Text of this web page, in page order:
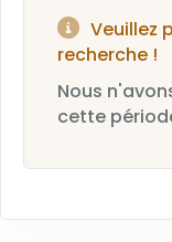
Veuillez
recherche !
Nous
cette